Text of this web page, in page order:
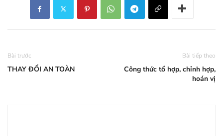
Bài trước
THAY ĐỔI AN TOÀN
Bài tiếp theo
Công thức tổ hợp, chỉnh hợp,
hoán vị